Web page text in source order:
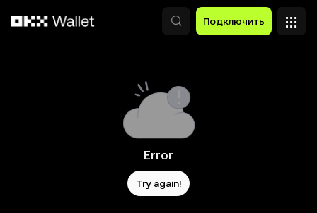
Подключить
Error
Try again!